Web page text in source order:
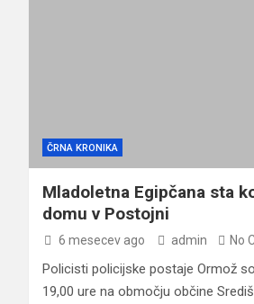
ČRNA KRONIKA
Mladoletna Egipčana sta
domu v Postojni
6 mesecev ago admin No
Policisti policijske postaje Ormož
19,00 ure na območju občine